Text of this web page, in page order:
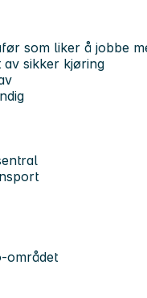
som liker å jobbe
sikker kjøring
området